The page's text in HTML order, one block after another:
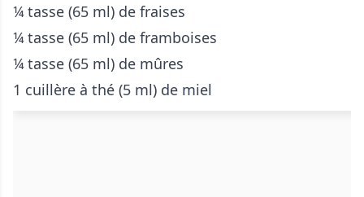
¼ tasse (65 ml) de fraises
¼ tasse (65 ml) de framboises
¼ tasse (65 ml) de mûres
1 cuillère à thé (5 ml) de miel